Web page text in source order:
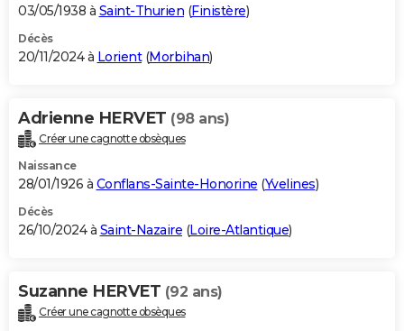
03/05/1938 à Saint-Thurien (Finistère)
Décès
20/11/2024 à Lorient(Morbihan)
Adrienne HERVET (98 ans)
Créer une cagnotte obsèques
Naissance
28/01/1926 à Conflans-Sainte-Honorine (Yvelines)
Décès
26/10/2024 à Saint-Nazaire (Loire-Atlantique)
Suzanne HERVET (92 ans)
Créer une cagnotte obsèques